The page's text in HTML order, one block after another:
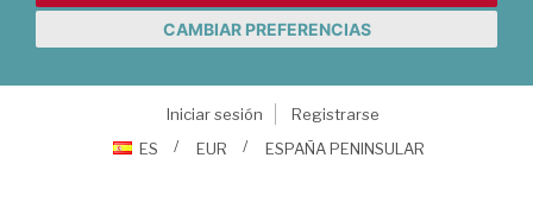
CAMBIAR PREFERENCIAS
Iniciar sesión
Registrarse
ES
EUR ESPAÑA PENINSULAR